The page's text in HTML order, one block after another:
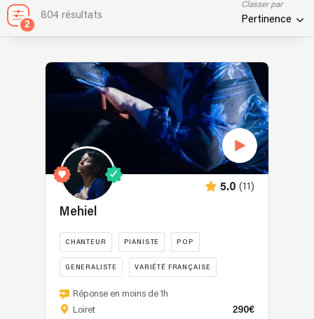
2
804 résultats
Classer par
Pertinence
5.0 (11)
Mehiel
CHANTEUR PIANISTE POP
GENERALISTE VARIÉTÉ FRANÇAISE
Mehiel
est
Réponse en moins de 1h
Loiret
290€